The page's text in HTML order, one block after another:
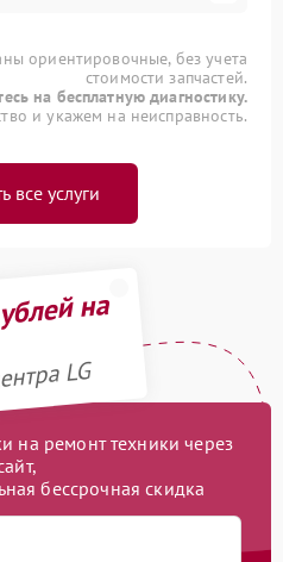
ориентировочные, без учета
стоимости запчастей.
на бесплатную диагностику.
и укажем на неисправность.
все услуги
на
LG
на ремонт техники через
бессрочная скидка